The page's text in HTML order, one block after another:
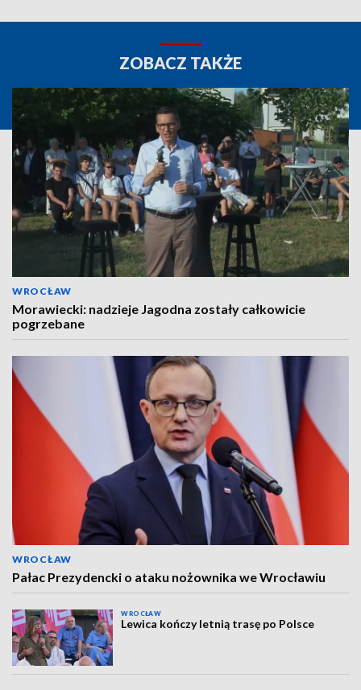
ZOBACZ TAKŻE
WROCŁAW
Morawiecki: nadzieje Jagodna zostały całkowicie
pogrzebane
WROCŁAW
Pałac Prezydencki o ataku nożownika we Wrocławiu
WROCŁAW
Lewica kończy letnią trasę po Polsce